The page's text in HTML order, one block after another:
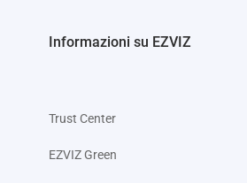
Informazioni su EZVIZ
Trust Center
EZVIZ Green